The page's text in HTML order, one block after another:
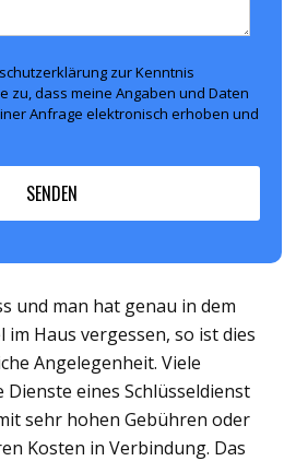
zur Kenntnis
zu, dass meine Angaben und Daten
Anfrage elektronisch erhoben und
und man hat genau in dem
im Haus vergessen, so ist dies
Angelegenheit. Viele
eines Schlüsseldienst
sehr hohen Gebühren oder
Kosten in Verbindung. Das